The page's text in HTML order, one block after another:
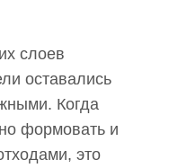
слоев
оставались
Когда
формовать и
это